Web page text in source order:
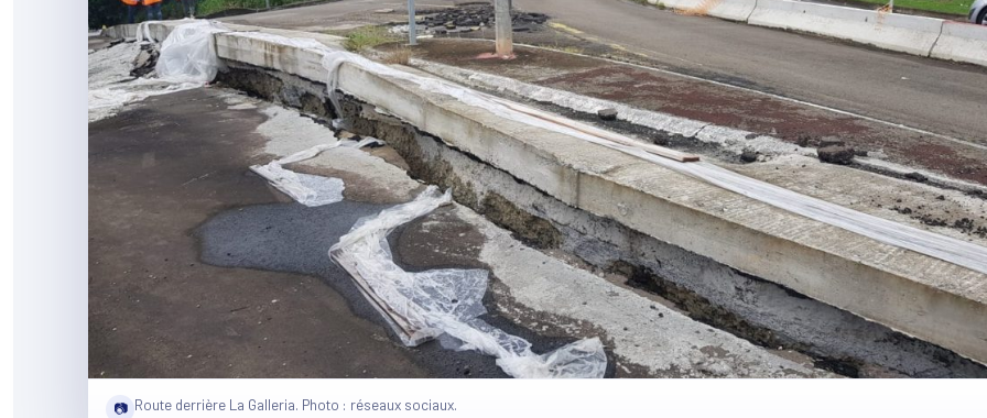
📷 Route derrière La Galleria. Photo : réseaux sociaux.